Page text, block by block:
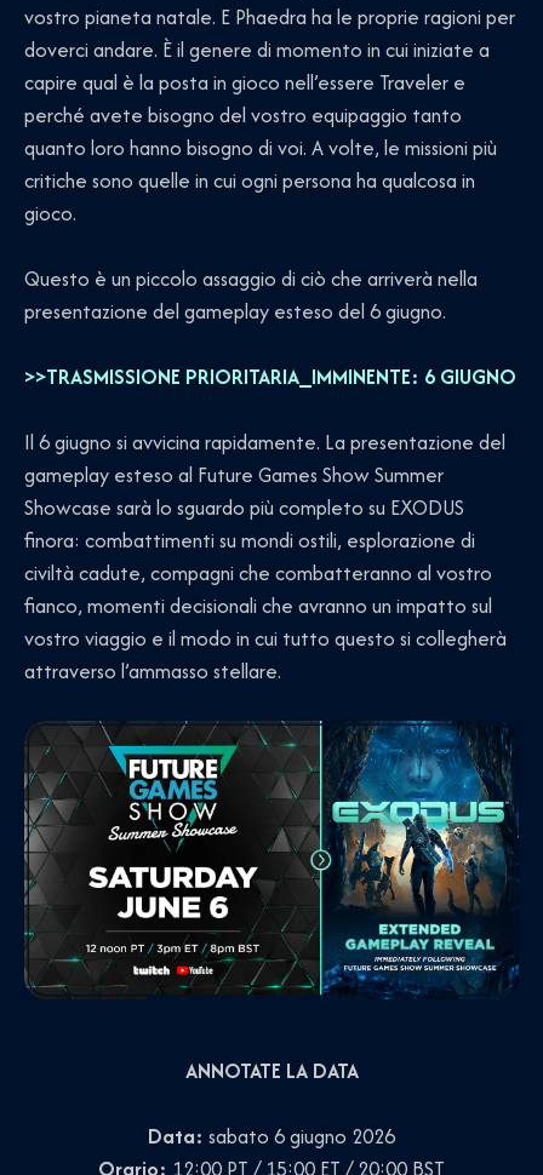
vostro pianeta natale. E Phaedra ha le proprie ragioni per
doverci andare. È il genere di momento in cui iniziate a
capire qual è la posta in gioco nell’essere Traveler e
perché avete bisogno del vostro equipaggio tanto
quanto loro hanno bisogno di voi. A volte, le missioni più
critiche sono quelle in cui ogni persona ha qualcosa in
gioco.
Questo è un piccolo assaggio di ciò che arriverà nella
presentazione del gameplay esteso del 6 giugno.
>>TRASMISSIONE PRIORITARIA_IMMINENTE: 6 GIUGNO
Il 6 giugno si avvicina rapidamente. La presentazione del
gameplay esteso al Future Games Show Summer
Showcase sarà lo sguardo più completo su EXODUS
finora: combattimenti su mondi ostili, esplorazione di
civiltà cadute, compagni che combatteranno al vostro
fianco, momenti decisionali che avranno un impatto sul
vostro viaggio e il modo in cui tutto questo si collegherà
attraverso l’ammasso stellare.
ANNOTATE LA DATA
Data: sabato 6 giugno 2026